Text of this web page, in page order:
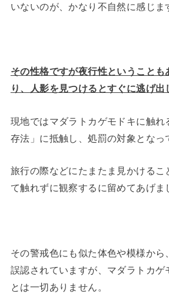
いないのが、かなり不自然に感じま
その性格ですが夜行性ということ
り、人影を見つけるとすぐに逃げ出
現地ではマダラトカゲモドキに触れ
存法」に抵触し、処罰の対象となっ
旅行の際などにたまたま見かけるこ
て触れずに観察するに留めてあげま
その警戒色にも似た体色や模様から
誤認されていますが、マダラトカゲ
とは一切ありません。